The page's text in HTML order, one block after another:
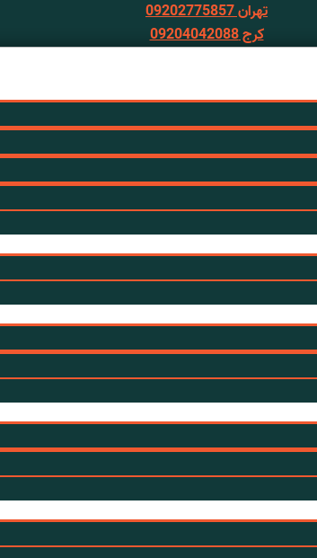
تهران 09202775857
کرج 09204042088